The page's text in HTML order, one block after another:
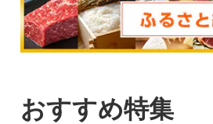
おすすめ特集